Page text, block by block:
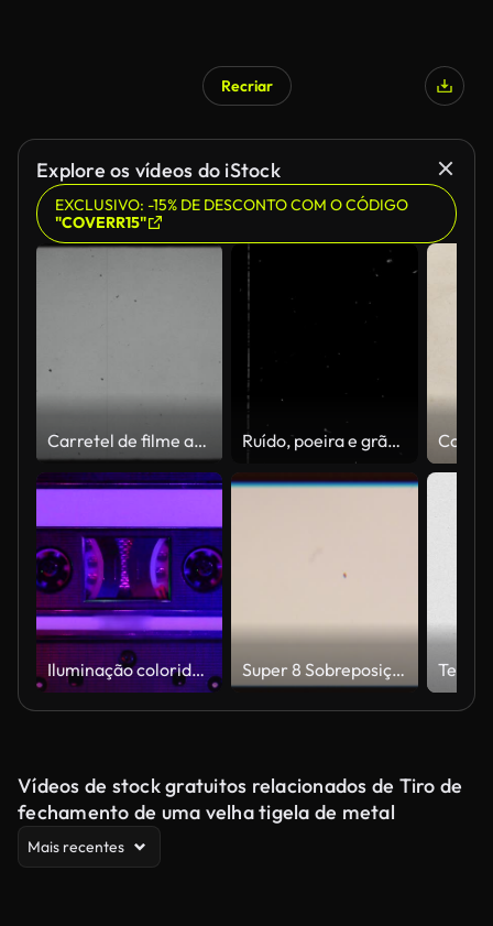
Recriar
Explore os vídeos do iStock
EXCLUSIVO: -15% DE DESCONTO COM O CÓDIGO
"COVERR15"
Carretel de filme antigo com suas imperfeições. Ruído, poeira e grão em linhas de tira de filme danificadas velhas Surface.Dynamic fundo de tiras de filme de 35 mm. Ruído, poeira e grão em danos antigos
Iluminação colorida no clube iluminando a fita que está sendo tocada Super 8 Sobreposição de Filme, Noise Dirt Vintage. Moldura e textura de filme de 8 mm. Efeito de vídeo nostálgico. Vazamentos de luz, sobreposições de queima de filme. transições de grãos de filmes cinematográficos antigos. Filmagem de queima de
Vídeos de stock gratuitos relacionados de Tiro de
fechamento de uma velha tigela de metal
Mais recentes